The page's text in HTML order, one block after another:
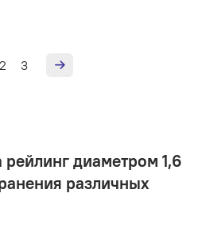
2 3
диаметром 1,6
различных